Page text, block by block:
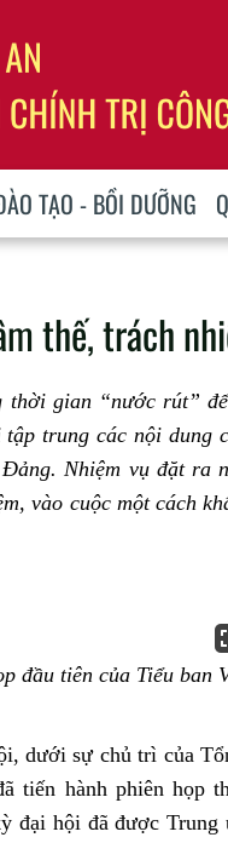
TẠO - BỒI DƯỠNG
thế, trách
thời gian “nước rút”
trung các nội dung
Nhiệm vụ đặt ra
vào cuộc một cách
đầu tiên của Tiểu
dưới sự chủ trì của
tiến hành phiên họp
đại hội đã được